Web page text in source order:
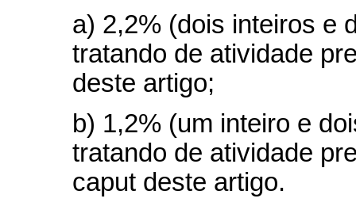
a) 2,2% (dois inteiros e
tratando de atividade
deste artigo;
b) 1,2% (um inteiro e
tratando de atividade
caput deste artigo.